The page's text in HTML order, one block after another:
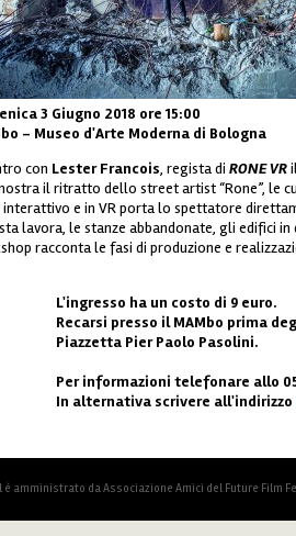
3 Giugno 2018 ore 15:00
- Museo d'Arte Moderna di Bologna
con Lester Francois, regista di RONE VR
il ritratto dello street artist “Rone”, le
interattivo e in VR porta lo spettatore
lavora, le stanze abbandonate, gli edifici
racconta le fasi di produzione e
L'ingresso ha un costo di 9 euro.
Recarsi presso il MAMbo prima
Piazzetta Pier Paolo Pasolini.
Per informazioni telefonare allo
In alternativa scrivere all'indirizzo
è amministrato da Associazione Amici del Future Film